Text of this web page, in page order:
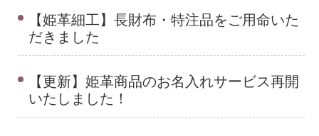
【姫革細工】長財布・特注品をご用命いた
だきました
【更新】姫革商品のお名入れサービス再開
いたしました！